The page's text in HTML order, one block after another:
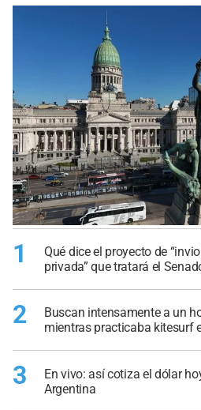
1
Qué dice el proyecto de
privada” que tratará el
2
Buscan intensamente a un
mientras practicaba kitesurf
3
En vivo: así cotiza el dólar
Argentina